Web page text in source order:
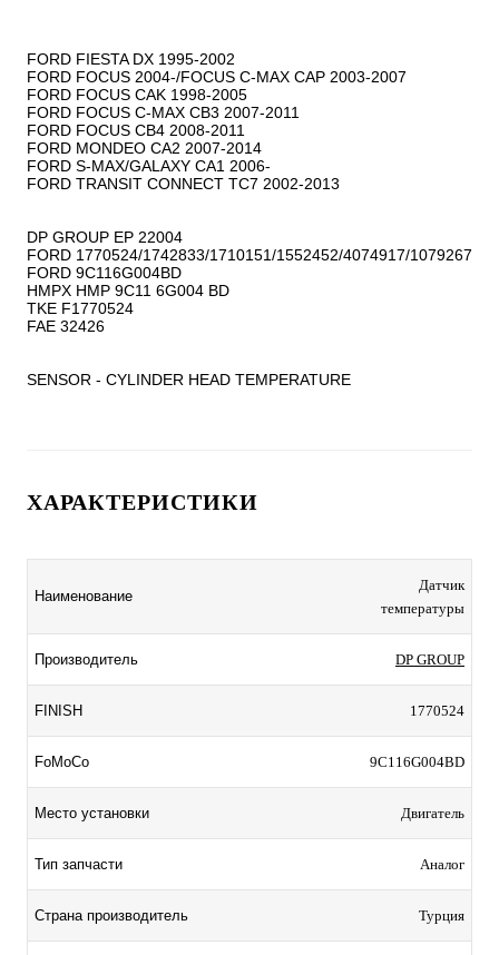
FORD FIESTA DX 1995-2002
FORD FOCUS 2004-/FOCUS C-MAX CAP 2003-2007
FORD FOCUS CAK 1998-2005
FORD FOCUS C-MAX CB3 2007-2011
FORD FOCUS CB4 2008-2011
FORD MONDEO CA2 2007-2014
FORD S-MAX/GALAXY CA1 2006-
FORD TRANSIT CONNECT TC7 2002-2013
DP GROUP EP 22004
FORD 1770524/1742833/1710151/1552452/4074917/1079267
FORD 9C116G004BD
HMPX HMP 9C11 6G004 BD
TKE F1770524
FAE 32426
SENSOR - CYLINDER HEAD TEMPERATURE
ХАРАКТЕРИСТИКИ
Наименование
Датчик
температуры
Производитель DP GROUP
FINISH 1770524
FoMoCo 9C116G004BD
Место установки Двигатель
Тип запчасти Аналог
Страна производитель Турция